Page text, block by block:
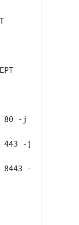
80 -j
-j
-